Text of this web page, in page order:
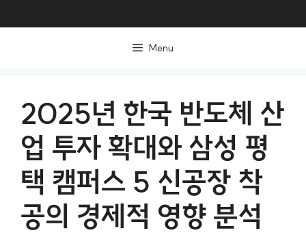
Menu
2025년 한국 반도체 산
업 투자 확대와 삼성 평
택 캠퍼스 5 신공장 착
공의 경제적 영향 분석